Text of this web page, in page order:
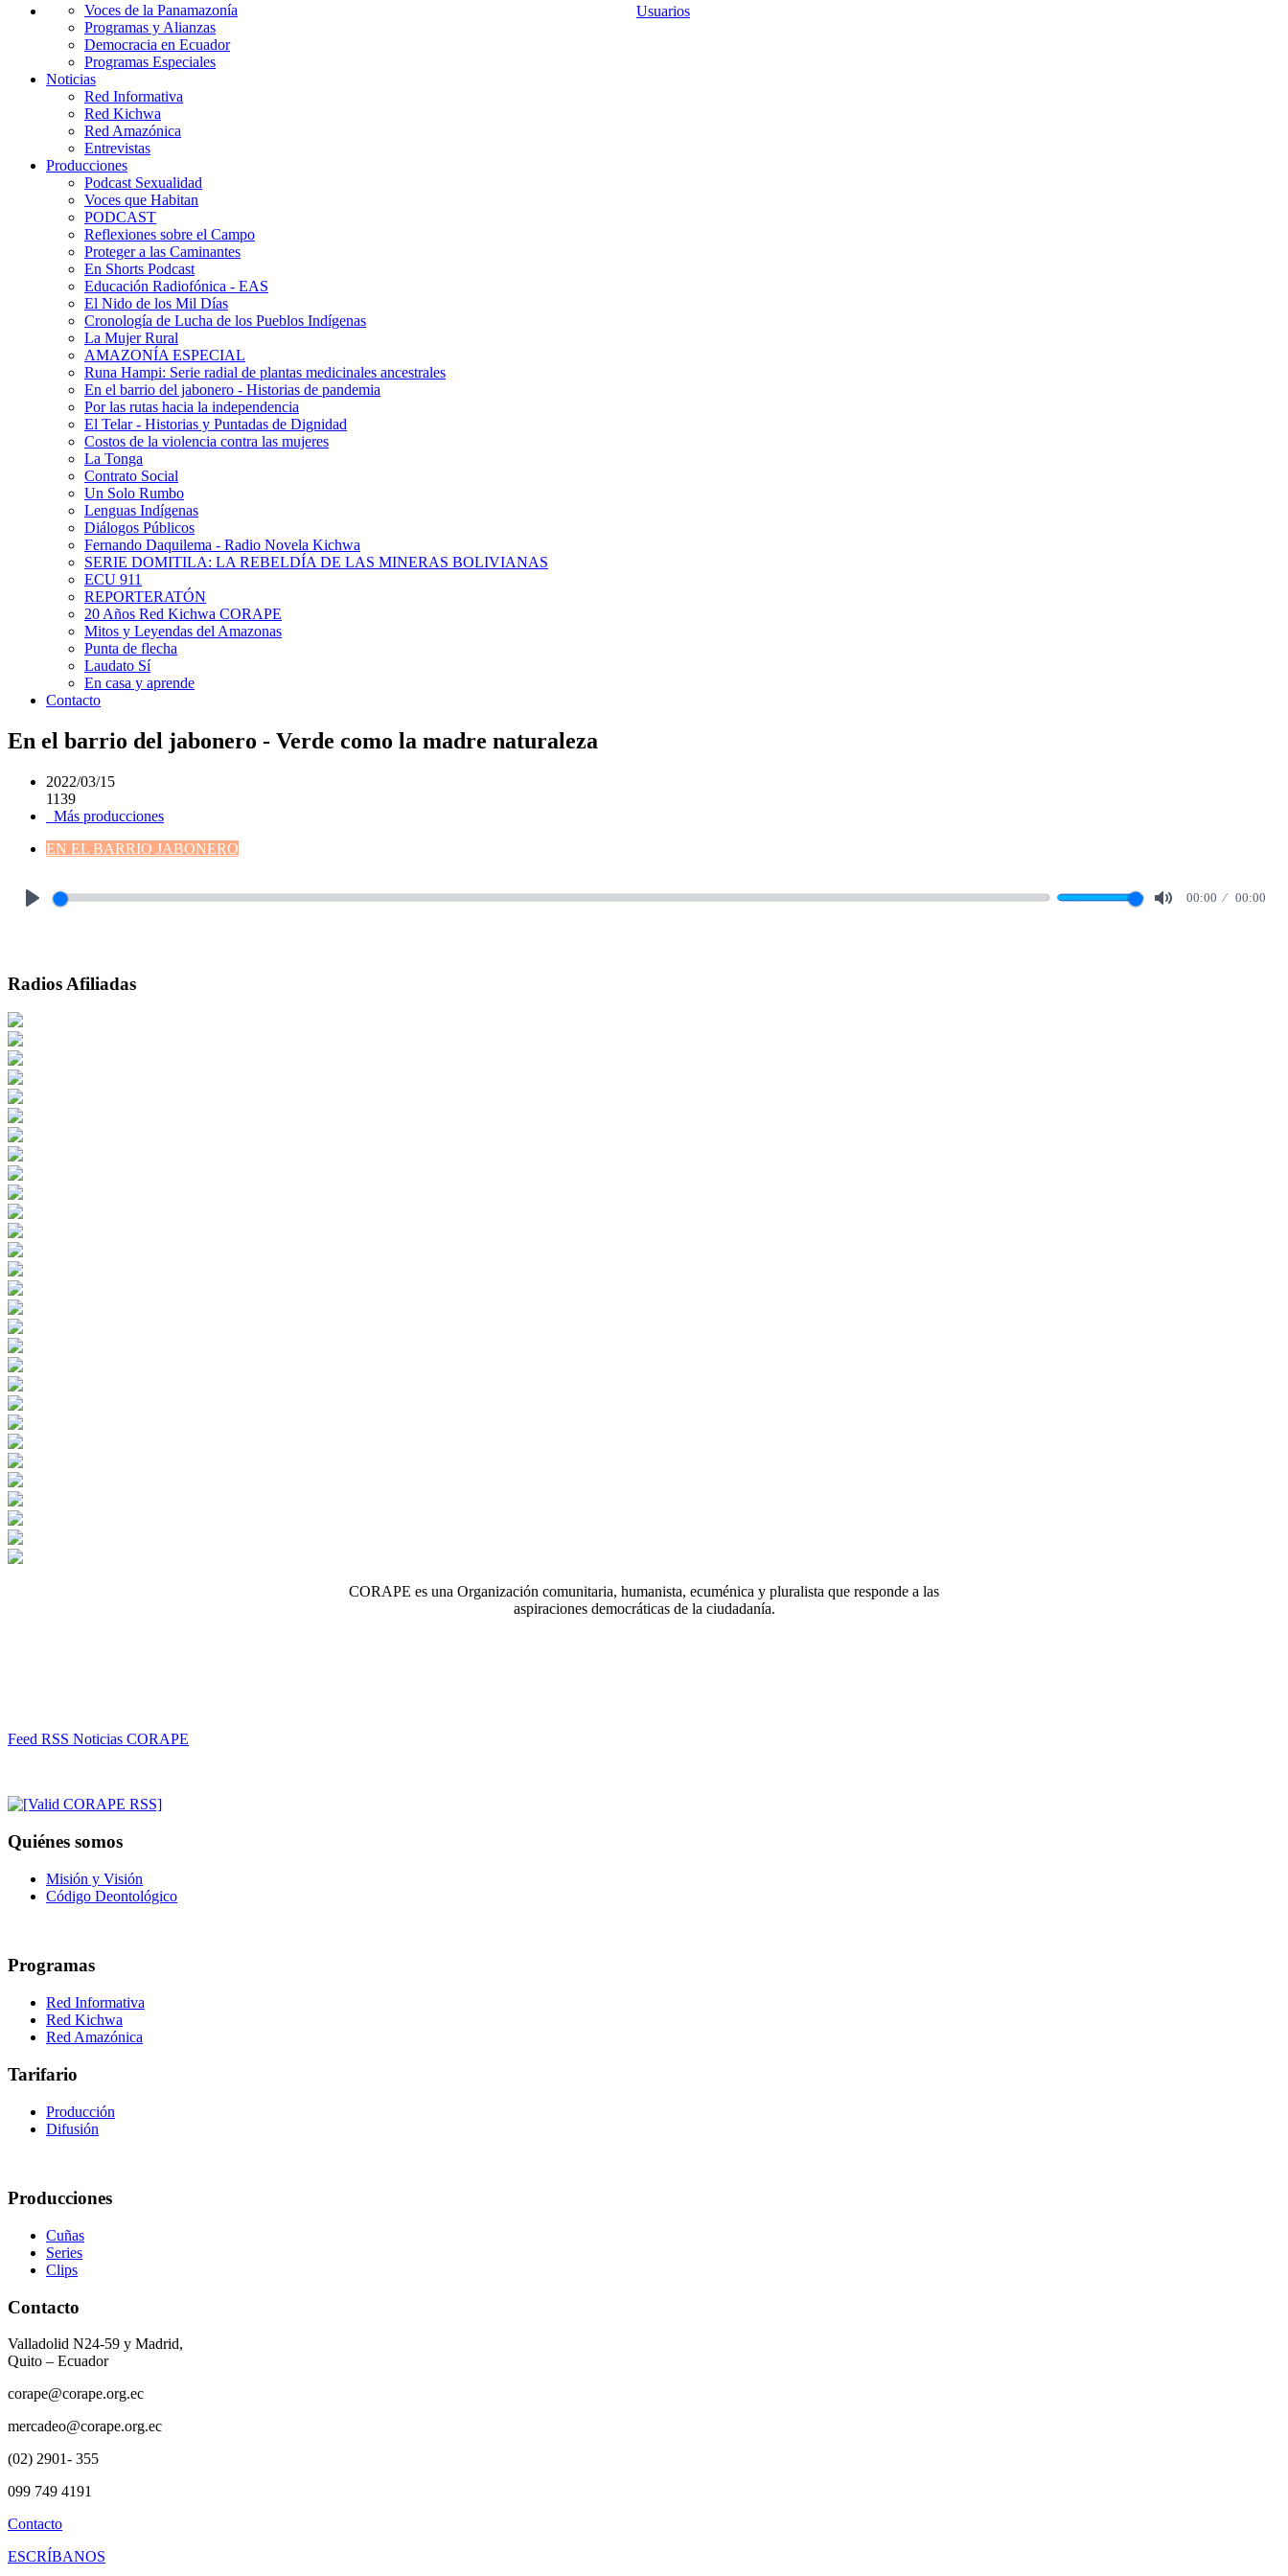
Usuarios
Voces de la Panamazonía
Programas y Alianzas
Democracia en Ecuador
Programas Especiales
Noticias
Red Informativa
Red Kichwa
Red Amazónica
Entrevistas
Producciones
Podcast Sexualidad
Voces que Habitan
PODCAST
Reflexiones sobre el Campo
Proteger a las Caminantes
En Shorts Podcast
Educación Radiofónica - EAS
El Nido de los Mil Días
Cronología de Lucha de los Pueblos Indígenas
La Mujer Rural
AMAZONÍA ESPECIAL
Runa Hampi: Serie radial de plantas medicinales ancestrales
En el barrio del jabonero - Historias de pandemia
Por las rutas hacia la independencia
El Telar - Historias y Puntadas de Dignidad
Costos de la violencia contra las mujeres
La Tonga
Contrato Social
Un Solo Rumbo
Lenguas Indígenas
Diálogos Públicos
Fernando Daquilema - Radio Novela Kichwa
SERIE DOMITILA: LA REBELDÍA DE LAS MINERAS BOLIVIANAS
ECU 911
REPORTERATÓN
20 Años Red Kichwa CORAPE
Mitos y Leyendas del Amazonas
Punta de flecha
Laudato Sí
En casa y aprende
Contacto
En el barrio del jabonero - Verde como la madre naturaleza
2022/03/15
1139
Más producciones
EN EL BARRIO JABONERO
00:00 00:00
Radios Afiliadas
CORAPE es una Organización comunitaria, humanista, ecuménica y pluralista que responde a las
aspiraciones democráticas de la ciudadanía.
Feed RSS Noticias CORAPE
Quiénes somos
Misión y Visión
Código Deontológico
Programas
Red Informativa
Red Kichwa
Red Amazónica
Tarifario
Producción
Difusión
Producciones
Cuñas
Series
Clips
Contacto
Valladolid N24-59 y Madrid,
Quito – Ecuador
corape@corape.org.ec
mercadeo@corape.org.ec
(02) 2901- 355
099 749 4191
Contacto
ESCRÍBANOS